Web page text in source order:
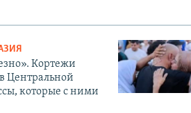
Кортежи
Центральной
которые с ними